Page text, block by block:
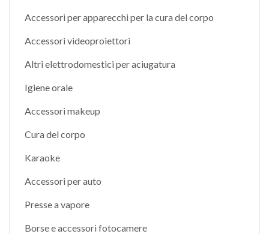
Accessori per apparecchi per la cura del corpo
Accessori videoproiettori
Altri elettrodomestici per aciugatura
Igiene orale
Accessori makeup
Cura del corpo
Karaoke
Accessori per auto
Presse a vapore
Borse e accessori fotocamere